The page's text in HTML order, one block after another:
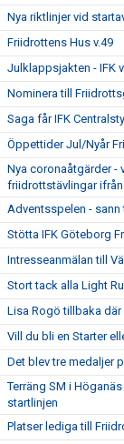
Nya riktlinjer vid
Friidrottens Hus v.49
Julklappsjakten - IFK
Nominera till
Saga får IFK
Öppettider Jul/Nyår
Nya coronaåtgärder -
friidrottstävlingar ifrån
Adventsspelen -
Stötta IFK Göteborg
Intresseanmälan till
Stort tack alla Light
Lisa Rogö tillbaka där
Vill du bli en Starter
Det blev tre medaljer
Terräng SM i
startlinjen
Platser lediga till